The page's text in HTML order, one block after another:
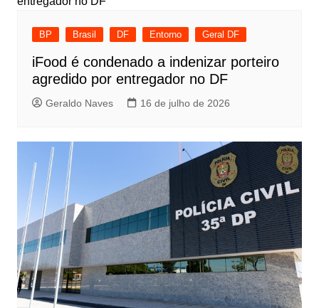
BP Brasil DF Entorno Geral DF
iFood é condenado a indenizar porteiro
agredido por entregador no DF
Geraldo Naves 16 de julho de 2026